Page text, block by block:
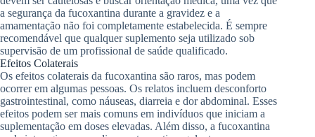
a segurança da fucoxantina durante a gravidez e a
amamentação não foi completamente estabelecida. É sempre
recomendável que qualquer suplemento seja utilizado sob
supervisão de um profissional de saúde qualificado.
Efeitos Colaterais
Os efeitos colaterais da fucoxantina são raros, mas podem
ocorrer em algumas pessoas. Os relatos incluem desconforto
gastrointestinal, como náuseas, diarreia e dor abdominal. Esses
efeitos podem ser mais comuns em indivíduos que iniciam a
suplementação em doses elevadas. Além disso, a fucoxantina